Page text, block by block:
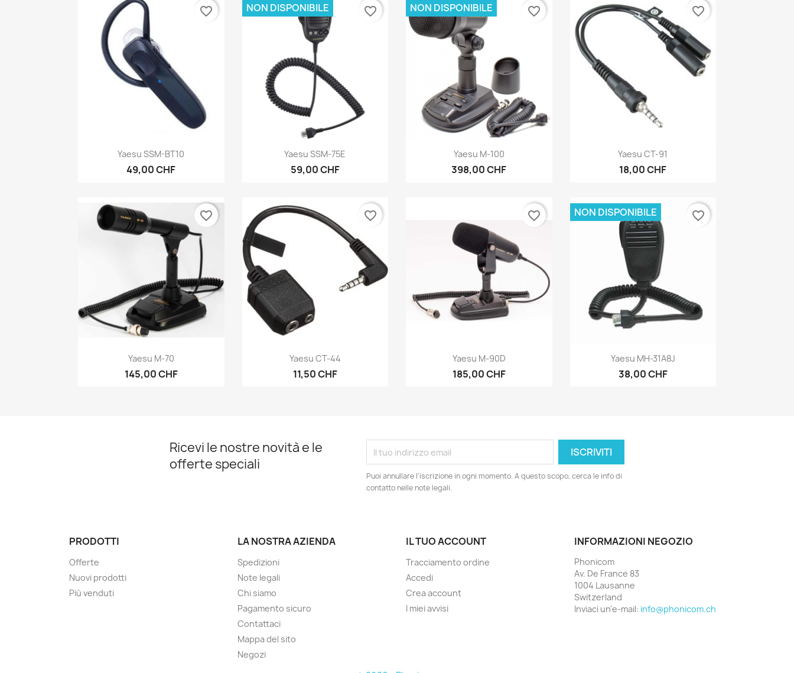
Anteprima
Yaesu SSM-BT10
49,00 CHF
favorite_border
Anteprima
Yaesu SSM-75E
59,00 CHF
NON DISPONIBILE favorite_border
Anteprima
Yaesu M-100
398,00 CHF
NON DISPONIBILE favorite_border
Anteprima
Yaesu CT-91
18,00 CHF
favorite_border
Anteprima
Yaesu M-70
145,00 CHF
favorite_border
Anteprima
Yaesu CT-44
11,50 CHF
favorite_border
Anteprima
Yaesu M-90D
185,00 CHF
favorite_border
Anteprima
Yaesu MH-31A8J
38,00 CHF
NON DISPONIBILE favorite_border
Ricevi le nostre novità e le
offerte speciali
Puoi annullare l'iscrizione in ogni momento. A questo scopo, cerca le info di
contatto nelle note legali.
PRODOTTI
Offerte
Nuovi prodotti
Più venduti
LA NOSTRA AZIENDA
Spedizioni
Note legali
Chi siamo
Pagamento sicuro
Contattaci
Mappa del sito
Negozi
IL TUO ACCOUNT
Tracciamento ordine
Accedi
Crea account
I miei avvisi
INFORMAZIONI NEGOZIO
Phonicom
Av. De France 83
1004 Lausanne
Switzerland
Inviaci un'e-mail: info@phonicom.ch